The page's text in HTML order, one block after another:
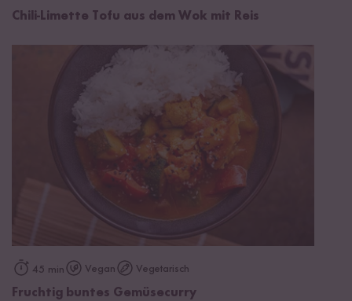
Chili-Limette Tofu aus dem Wok mit Reis
45 min Vegan Vegetarisch
Fruchtig buntes Gemüsecurry